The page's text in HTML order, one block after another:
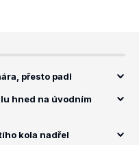
přesto padl
hned na úvodním
kola nadřel